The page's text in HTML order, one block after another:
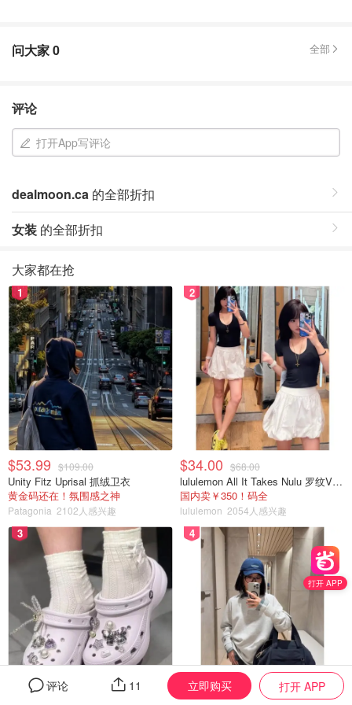
问大家0 全部
评论
打开App写评论
dealmoon.ca 的全部折扣
女装 的全部折扣
打开 APP
评论 11 立即购买 打开 APP
大家都在抢
1
$53.99 $109.00
Unity Fitz Uprisal 抓绒卫衣
黄金码还在！氛围感之神
Patagonia 2102人感兴趣
2
$34.00 $68.00
lululemon All It Takes Nulu 罗纹V领短袖T恤
国内卖￥350！码全
lululemon 2054人感兴趣
3 4